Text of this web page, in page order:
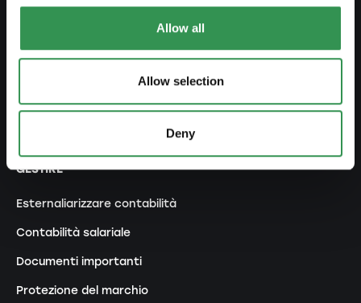
Allow all
Allow selection
Deny
Trasformazione SnC in Sagl
Trasformazione SnC in SA
Modifica statuti
GESTIRE
Esternaliarizzare contabilità
Contabilità salariale
Documenti importanti
Protezione del marchio